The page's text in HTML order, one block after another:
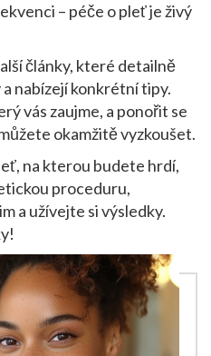
– péče o pleť je živý
články, které detailně
nabízejí konkrétní tipy.
vás zaujme, a ponořit se
okamžitě vyzkoušet.
na kterou budete hrdí,
proceduru,
a užívejte si výsledky.